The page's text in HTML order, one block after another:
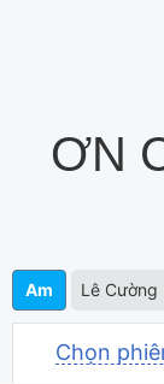
ƠN
Am Lê Cường
Chọn